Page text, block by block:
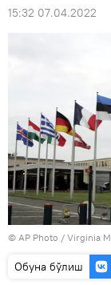
15:32 07.04.2022
© AP Photo / Virginia
Oбуна бўлиш